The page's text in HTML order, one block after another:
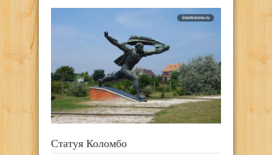
Статуя Коломбо